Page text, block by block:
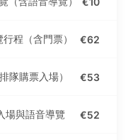
程（含門票） €62
隊購票入場） €53
場與語音導覽 €52